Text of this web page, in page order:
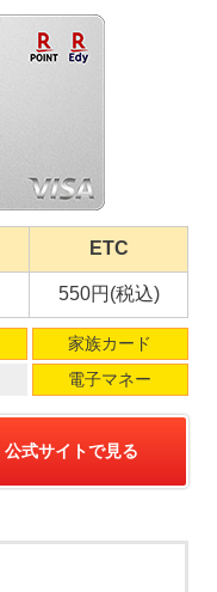
ETC
550円(税込)
家族カード
電子マネー
公式サイトで見る